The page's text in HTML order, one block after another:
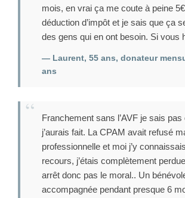
mois, en vrai ça me coute à peine
déduction d’impôt et je sais que ça
des gens qui en ont besoin. Si vous
— Laurent, 55 ans, donateur
ans
Franchement sans l’AVF je sais
j’aurais fait. La CPAM avait refusé
professionnelle et moi j’y
recours, j’étais complètement
arrêt donc pas le moral.. Un
accompagnée pendant presque 6